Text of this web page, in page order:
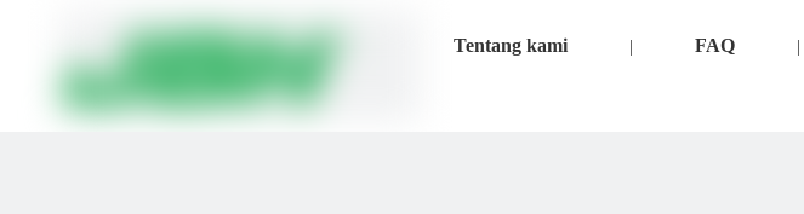
Tentang kami | FAQ |